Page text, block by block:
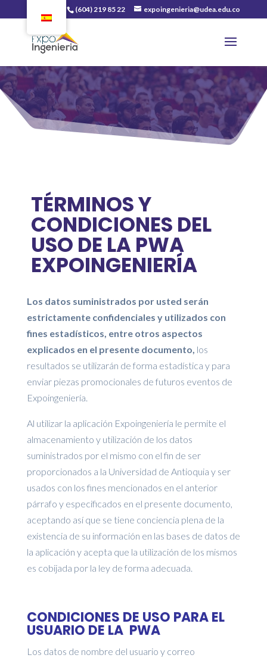
(604) 219 85 22 expoingenieria@udea.edu.co
TÉRMINOS Y
CONDICIONES DEL
USO DE LA PWA
EXPOINGENIERÍA
Los datos suministrados por usted serán
estrictamente confidenciales y utilizados con
fines estadísticos, entre otros aspectos
explicados en el presente documento, los
resultados se utilizarán de forma estadística y para
enviar piezas promocionales de futuros eventos de
Expoingeniería.
Al utilizar la aplicación Expoingeniería le permite el
almacenamiento y utilización de los datos
suministrados por el mismo con el fin de ser
proporcionados a la Universidad de Antioquia y ser
usados con los fines mencionados en el anterior
párrafo y especificados en el presente documento,
aceptando así que se tiene conciencia plena de la
existencia de su información en las bases de datos de
la aplicación y acepta que la utilización de los mismos
es cobijada por la ley de forma adecuada.
CONDICIONES DE USO PARA EL
USUARIO DE LA PWA
Los datos de nombre del usuario y correo